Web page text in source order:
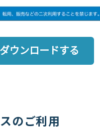
のご利用